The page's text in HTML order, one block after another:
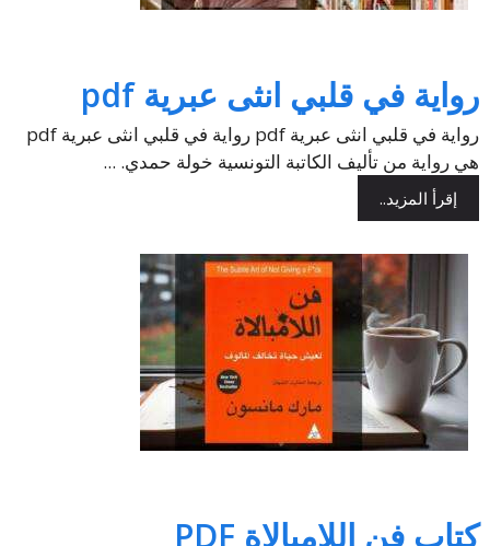
رواية في قلبي انثى عبرية pdf
رواية في قلبي انثى عبرية pdf رواية في قلبي انثى عبرية pdf
هي رواية من تأليف الكاتبة التونسية خولة حمدي. ...
إقرأ المزيد..
كتاب فن اللامبالاة PDF